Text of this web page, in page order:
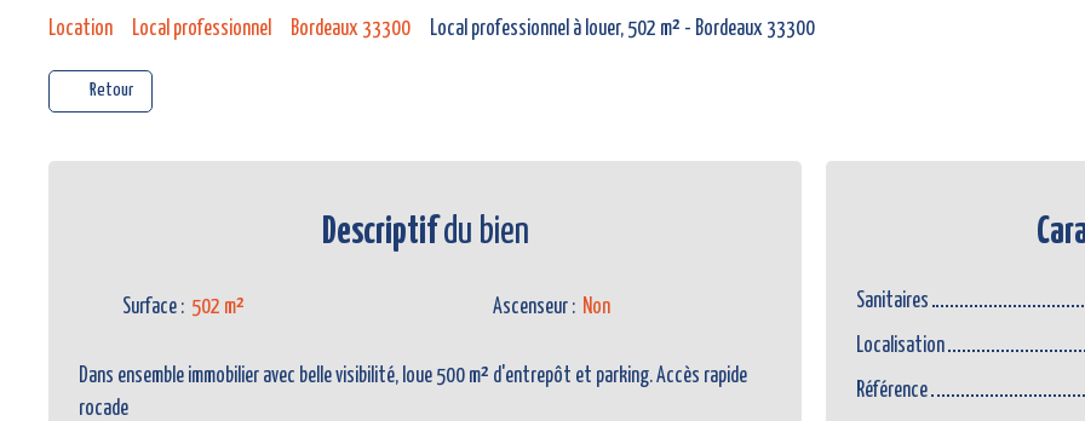
Location Local professionnel Bordeaux 33300 Local professionnel à louer, 502 m² - Bordeaux 33300
Retour
Descriptifdu bien
Surface : 502 m² Ascenseur : Non
Dans ensemble immobilier avec belle visibilité, loue 500 m² d'entrepôt et parking. Accès rapide
rocade
Sanitaires
Localisation
Référence